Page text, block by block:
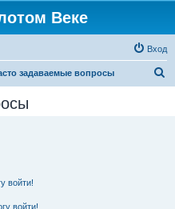
Веке
Вход
задаваемые вопросы
войти!
войти!